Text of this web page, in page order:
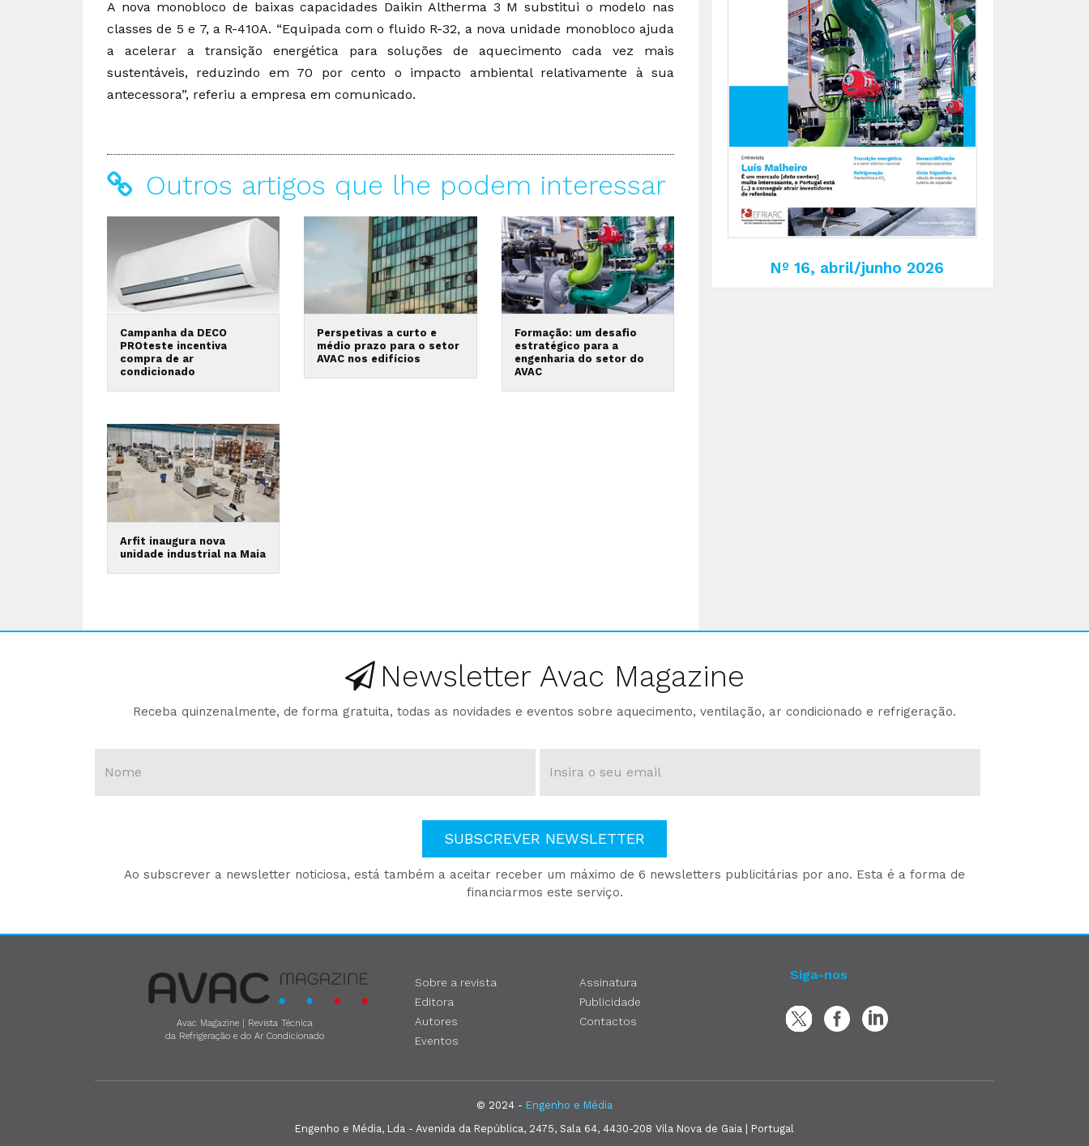
A nova monobloco de baixas capacidades Daikin Altherma 3 M substitui o modelo nas
classes de 5 e 7, a R-410A. “Equipada com o fluido R-32, a nova unidade monobloco ajuda
a acelerar a transição energética para soluções de aquecimento cada vez mais
sustentáveis, reduzindo em 70 por cento o impacto ambiental relativamente à sua
antecessora”, referiu a empresa em comunicado.
Outros artigos que lhe podem interessar
Campanha da DECO
PROteste incentiva
compra de ar
condicionado
Perspetivas a curto e
médio prazo para o setor
AVAC nos edifícios
Formação: um desafio
estratégico para a
engenharia do setor do
AVAC
Arfit inaugura nova
unidade industrial na Maia
Nº 16, abril/junho 2026
Newsletter Avac Magazine
Receba quinzenalmente, de forma gratuita, todas as novidades e eventos sobre aquecimento, ventilação, ar condicionado e refrigeração.
SUBSCREVER NEWSLETTER
Ao subscrever a newsletter noticiosa, está também a aceitar receber um máximo de 6 newsletters publicitárias por ano. Esta é a forma de
financiarmos este serviço.
Avac Magazine | Revista Técnica
da Refrigeração e do Ar Condicionado
Sobre a revista
Editora
Autores
Eventos
Assinatura
Publicidade
Contactos
Siga-nos
© 2024 - Engenho e Média
Engenho e Média, Lda - Avenida da República, 2475, Sala 64, 4430-208 Vila Nova de Gaia | Portugal